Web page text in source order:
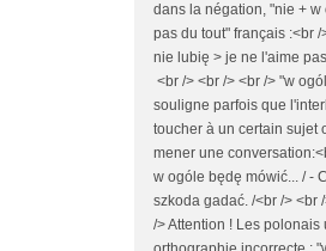
dans la négation, "nie +
pas du tout" français :<br
nie lubię > je ne l'aime
<br /> <br /> <br /> "w
souligne parfois que
toucher à un certain sujet
mener une
w ogóle będę mówić... / -
szkoda gadać. /<br /> <br
/> Attention ! Les